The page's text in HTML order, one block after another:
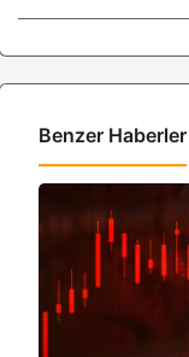
Benzer Haberler